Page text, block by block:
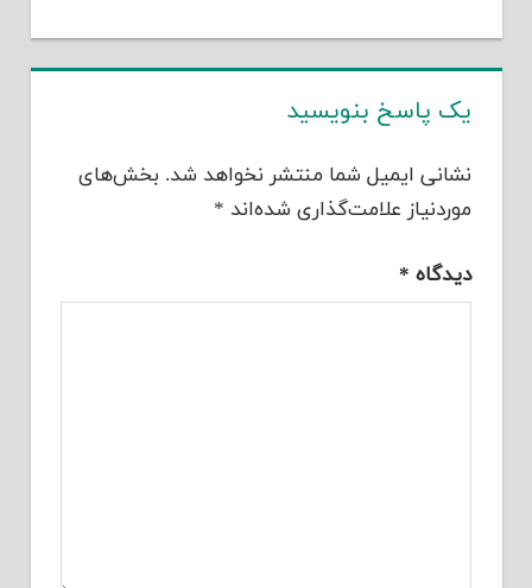
یک پاسخ بنویسید
نشانی ایمیل شما منتشر نخواهد شد. بخش‌های
موردنیاز علامت‌گذاری شده‌اند *
دیدگاه *